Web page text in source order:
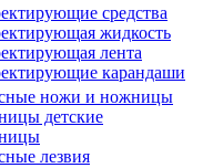
средства
жидкость
лента
карандаши
ножи и ножницы
детские
лезвия